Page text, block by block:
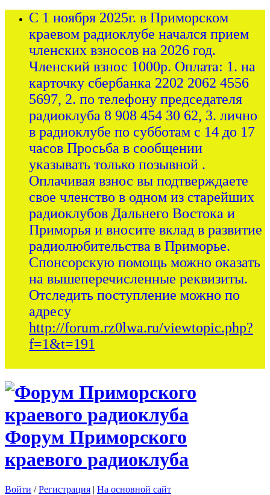
С 1 ноября 2025г. в Приморском
краевом радиоклубе начался прием
членских взносов на 2026 год.
Членский взнос 1000р. Оплата: 1. на
карточку сбербанка 2202 2062 4556
5697, 2. по телефону председателя
радиоклуба 8 908 454 30 62, 3. лично
в радиоклубе по субботам с 14 до 17
часов Просьба в сообщении
указывать только позывной .
Оплачивая взнос вы подтверждаете
свое членство в одном из старейших
радиоклубов Дальнего Востока и
Приморья и вносите вклад в развитие
радиолюбительства в Приморье.
Спонсорскую помощь можно оказать
на вышеперечисленные реквизиты.
Отследить поступление можно по
адресу
http://forum.rz0lwa.ru/viewtopic.php?
f=1&t=191
Форум Приморского
краевого радиоклуба
Войти /Регистрация | На основной сайт